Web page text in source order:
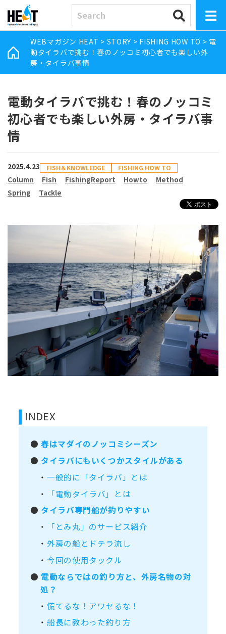
WEBマガジン HEAT > STORY > FISHING HOW TO > 電
動タイラバで挑む！春のノッコミ初心者でも楽しい外
房・タイラバ事情
電動タイラバで挑む！春のノッコミ
初心者でも楽しい外房・タイラバ事
情
2025.4.23 FISH＆KNOWLEDGE FISHING HOW TO
Column Fish FishingReport Howto
Method
Spring
Tackle
INDEX
●春はマダイのノッコミシーズン
● タイラバにもいくつかスタイルがある
・一般的に「タイラバ」とは
・
「電動タイラバ」とは
● タイラバ専門船が釣りやすい
・
「とみ丸」のサービス紹介
・外房の船とドテラ流し
・今回の使用タックル
● 電動ならではの釣り方と、外房名物の対
処？
・慌てるな！アワセるな！
・船長に教わった釣り方